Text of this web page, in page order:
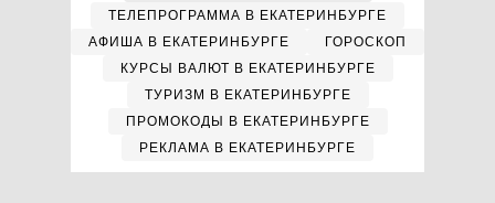
ТЕЛЕПРОГРАММА В ЕКАТЕРИНБУРГЕ
АФИША В ЕКАТЕРИНБУРГЕ
ГОРОСКОП
КУРСЫ ВАЛЮТ В ЕКАТЕРИНБУРГЕ
ТУРИЗМ В ЕКАТЕРИНБУРГЕ
ПРОМОКОДЫ В ЕКАТЕРИНБУРГЕ
РЕКЛАМА В ЕКАТЕРИНБУРГЕ